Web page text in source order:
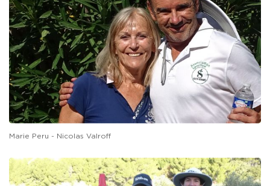
Marie Peru - Nicolas Valroff